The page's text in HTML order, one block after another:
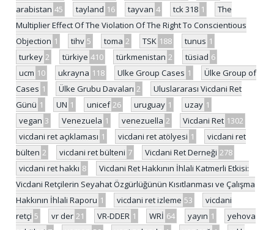
arabistan 45 tayland 16 tayvan 4 tck 318 1
The
Multiplier Effect Of The Violation Of The Right To Conscientious
Objection 1 tihv 5 toma 2 TSK 188 tunus 1
turkey 2 türkiye 410 türkmenistan 2 tüsiad 6
ucm 10 ukrayna 118 Ulke Group Cases 1
Ülke Group of
Cases 1 Ülke Grubu Davaları 2
Uluslararası Vicdani Ret
Günü 1 UN 1 unicef 26 uruguay 1 uzay 1
vegan 3 Venezuela 1 venezuella 2 Vicdani Ret 1302
vicdani ret açıklaması 1 vicdani ret atölyesi 1
vicdani ret
bülten 2 vicdani ret bülteni 7 Vicdani Ret Derneği 278
vicdani ret hakkı 8
Vicdani Ret Hakkının İhlali Katmerli Etkisi:
Vicdani Retçilerin Seyahat Özgürlüğünün Kısıtlanması ve Çalışma
Hakkının İhlali Raporu 1 vicdani ret izleme 53
vicdani
retçi 5 vr der 21 VR-DDER 1 WRİ 64 yayın 1
yehova